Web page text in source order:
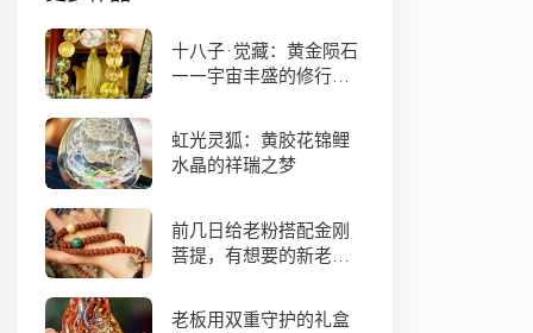
十八子·觉藏：黄金陨石
——宇宙丰盛的修行之
虹光灵狐：黄胶花锦鲤
水晶的祥瑞之梦
前几日给老粉搭配金刚
菩提，有想要的新老
老板用双重守护的礼盒